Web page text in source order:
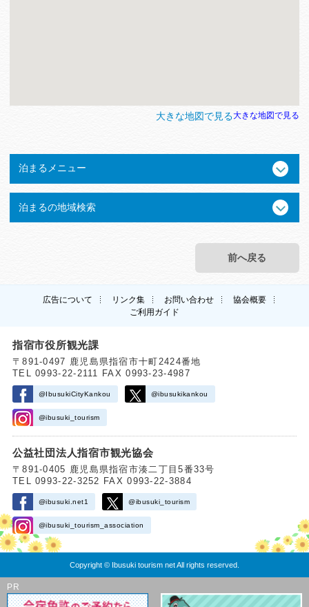
大きな地図で見る
大きな地図で見る
泊まるメニュー
泊まるの地域検索
前へ戻る
広告について リンク集 お問い合わせ
協会概要
ご利用ガイド
指宿市役所観光課
〒891-0497 鹿児島県指宿市十町2424番地
TEL 0993-22-2111 FAX 0993-23-4987
@IbusukiCityKankou @ibusukikankou
@ibusuki_tourism
公益社団法人指宿市観光協会
〒891-0405 鹿児島県指宿市湊二丁目5番33号
TEL 0993-22-3252 FAX 0993-22-3884
@ibusuki.net1 @ibusuki_tourism
@ibusuki_tourism_association
Copyright © Ibusuki tourism net All rights reserved.
PR